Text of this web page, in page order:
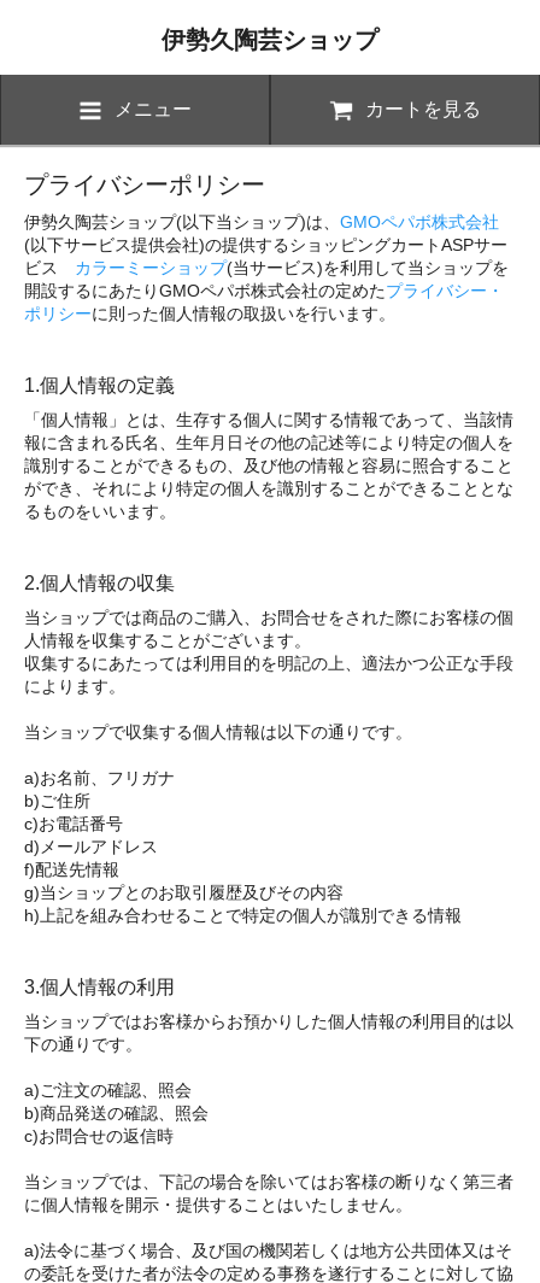
伊勢久陶芸ショップ
メニュー カートを見る
プライバシーポリシー
伊勢久陶芸ショップ(以下当ショップ)は、 GMOペパボ株式会社
(以下サービス提供会社)の提供するショッピングカートASPサー
ビス カラーミーショップ(当サービス)を利用して当ショップを
開設するにあたりGMOペパボ株式会社の定めたプライバシー・
ポリシーに則った個人情報の取扱いを行います。
1.個人情報の定義
「個人情報」とは、生存する個人に関する情報であって、当該情
報に含まれる氏名、生年月日その他の記述等により特定の個人を
識別することができるもの、及び他の情報と容易に照合すること
ができ、それにより特定の個人を識別することができることとな
るものをいいます。
2.個人情報の収集
当ショップでは商品のご購入、お問合せをされた際にお客様の個
人情報を収集することがございます。
収集するにあたっては利用目的を明記の上、適法かつ公正な手段
によります。
当ショップで収集する個人情報は以下の通りです。
a)お名前、フリガナ
b)ご住所
c)お電話番号
d)メールアドレス
f)配送先情報
g)当ショップとのお取引履歴及びその内容
h)上記を組み合わせることで特定の個人が識別できる情報
3.個人情報の利用
当ショップではお客様からお預かりした個人情報の利用目的は以
下の通りです。
a)ご注文の確認、照会
b)商品発送の確認、照会
c)お問合せの返信時
当ショップでは、下記の場合を除いてはお客様の断りなく第三者
に個人情報を開示・提供することはいたしません。
a)法令に基づく場合、及び国の機関若しくは地方公共団体又はそ
の委託を受けた者が法令の定める事務を遂行することに対して協